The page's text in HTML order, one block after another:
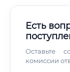
Есть
Оставьте
комиссии